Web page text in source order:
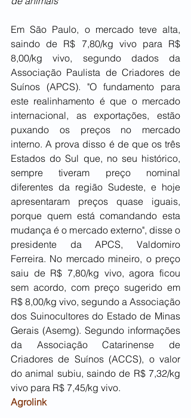
Em São Paulo, o mercado teve alta,
saindo de R$ 7,80/kg vivo para R$
8,00/kg vivo, segundo dados da
Associação Paulista de Criadores de
Suínos (APCS). "O fundamento para
este realinhamento é que o mercado
internacional, as exportações, estão
puxando os preços no mercado
interno. A prova disso é de que os três
Estados do Sul que, no seu histórico,
sempre tiveram preço nominal
diferentes da região Sudeste, e hoje
apresentaram preços quase iguais,
porque quem está comandando esta
mudança é o mercado externo", disse o
presidente da APCS, Valdomiro
Ferreira. No mercado mineiro, o preço
saiu de R$ 7,80/kg vivo, agora ficou
sem acordo, com preço sugerido em
R$ 8,00/kg vivo, segundo a Associação
dos Suinocultores do Estado de Minas
Gerais (Asemg). Segundo informações
da Associação Catarinense de
Criadores de Suínos (ACCS), o valor
do animal subiu, saindo de R$ 7,32/kg
vivo para R$ 7,45/kg vivo.
Agrolink